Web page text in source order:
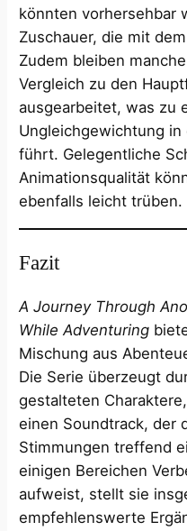
könnten vorhersehbar
Zuschauer, die mit
Zudem bleiben
Vergleich zu den
ausgearbeitet, was zu
Ungleichgewichtung
führt. Gelegentliche
Animationsqualität
ebenfalls leicht trüben.
Fazit
A Journey Through
While Adventuring
Mischung aus
Die Serie überzeugt
gestalteten
einen Soundtrack, der
Stimmungen treffend
einigen Bereichen
aufweist, stellt sie
empfehlenswerte